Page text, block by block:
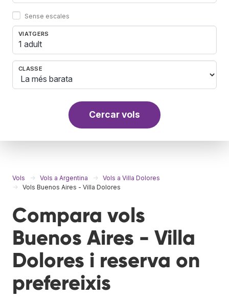
Sense escales
VIATGERS
1 adult
CLASSE
Cercar vols
Vols Vols a Argentina
Vols a Villa Dolores
Vols Buenos Aires - Villa Dolores
Compara vols
Buenos Aires - Villa
Dolores i reserva on
prefereixis